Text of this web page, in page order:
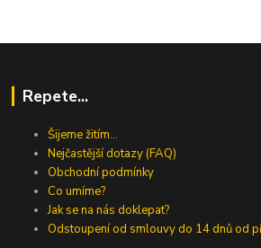
Repete...
Šijeme žitím...
Nejčastější dotazy (FAQ)
Obchodní podmínky
Co umíme?
Jak se na nás doklepat?
Odstoupení od smlouvy do 14 dnů od